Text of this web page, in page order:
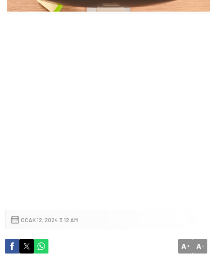
OCAK 12, 2024 3:12 AM
A+ A-